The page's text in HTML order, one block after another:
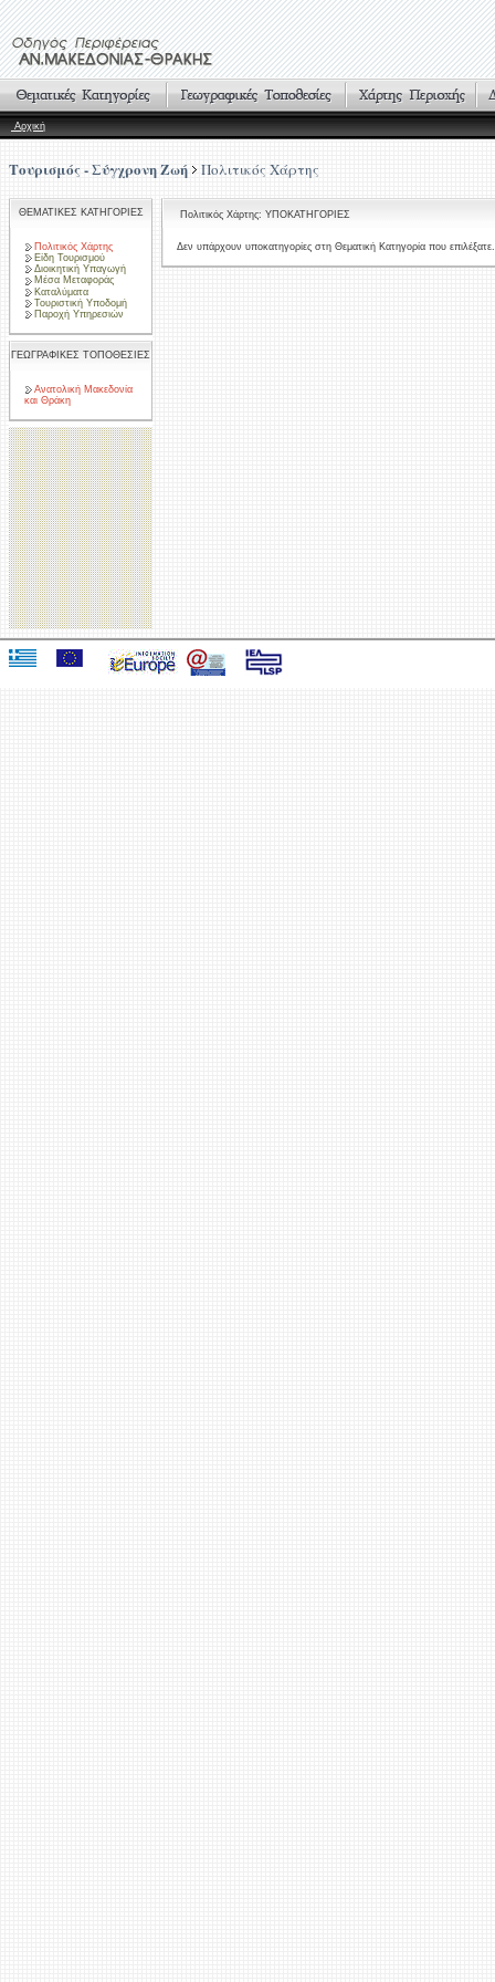
Αρχική
Τουρισμός - Σύγχρονη Ζωή Πολιτικός Χάρτης
ΘΕΜΑΤΙΚΕΣ ΚΑΤΗΓΟΡΙΕΣ
Πολιτικός Χάρτης
Είδη Τουρισμού
Διοικητική Υπαγωγή
Μέσα Μεταφοράς
Καταλύματα
Τουριστική Υποδομή
Παροχή Υπηρεσιών
ΓΕΩΓΡΑΦΙΚΕΣ ΤΟΠΟΘΕΣΙΕΣ
Ανατολική Μακεδονία
και Θράκη
Πολιτικός Χάρτης: ΥΠΟΚΑΤΗΓΟΡΙΕΣ
Δεν υπάρχουν υποκατηγορίες στη Θεματική Κατηγορία που επιλέξατε.